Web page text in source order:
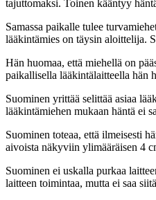
tajuttomaksi. Toinen kääntyy
Samassa paikalle tulee
lääkintämies on täysin aloittelija.
Hän huomaa, että miehellä on
paikallisella lääkintälaitteella hän
Suominen yrittää selittää asiaa
lääkintämiehen mukaan häntä ei
Suominen toteaa, että ilmeisesti
aivoista näkyviin ylimääräisen 4
Suominen ei uskalla purkaa
laitteen toimintaa, mutta ei saa